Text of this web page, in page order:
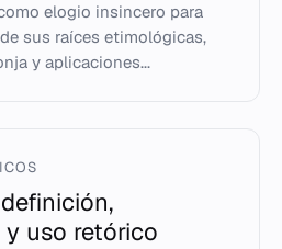
elogio insincero para
sus raíces etimológicas,
y aplicaciones...
uso retórico